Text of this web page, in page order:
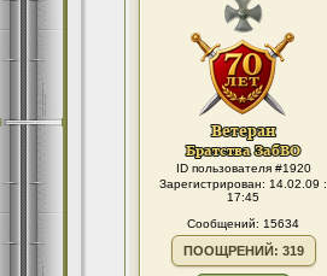
ID пользователя #1920
Зарегистрирован: 14.02.09 :
17:45
Сообщений: 15634
ПООЩРЕНИЙ: 319